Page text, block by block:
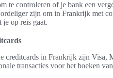
te controleren of je bank een
zijn om in Frankrijk met
je op reis gaat.
creditcards in Frankrijk zijn
transacties voor het boeken